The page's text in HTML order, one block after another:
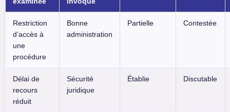
Restriction
d’accès à
une
procédure
Bonne
administration
Partielle Contestée
Délai de
recours
réduit
Sécurité
juridique
Établie Discutable